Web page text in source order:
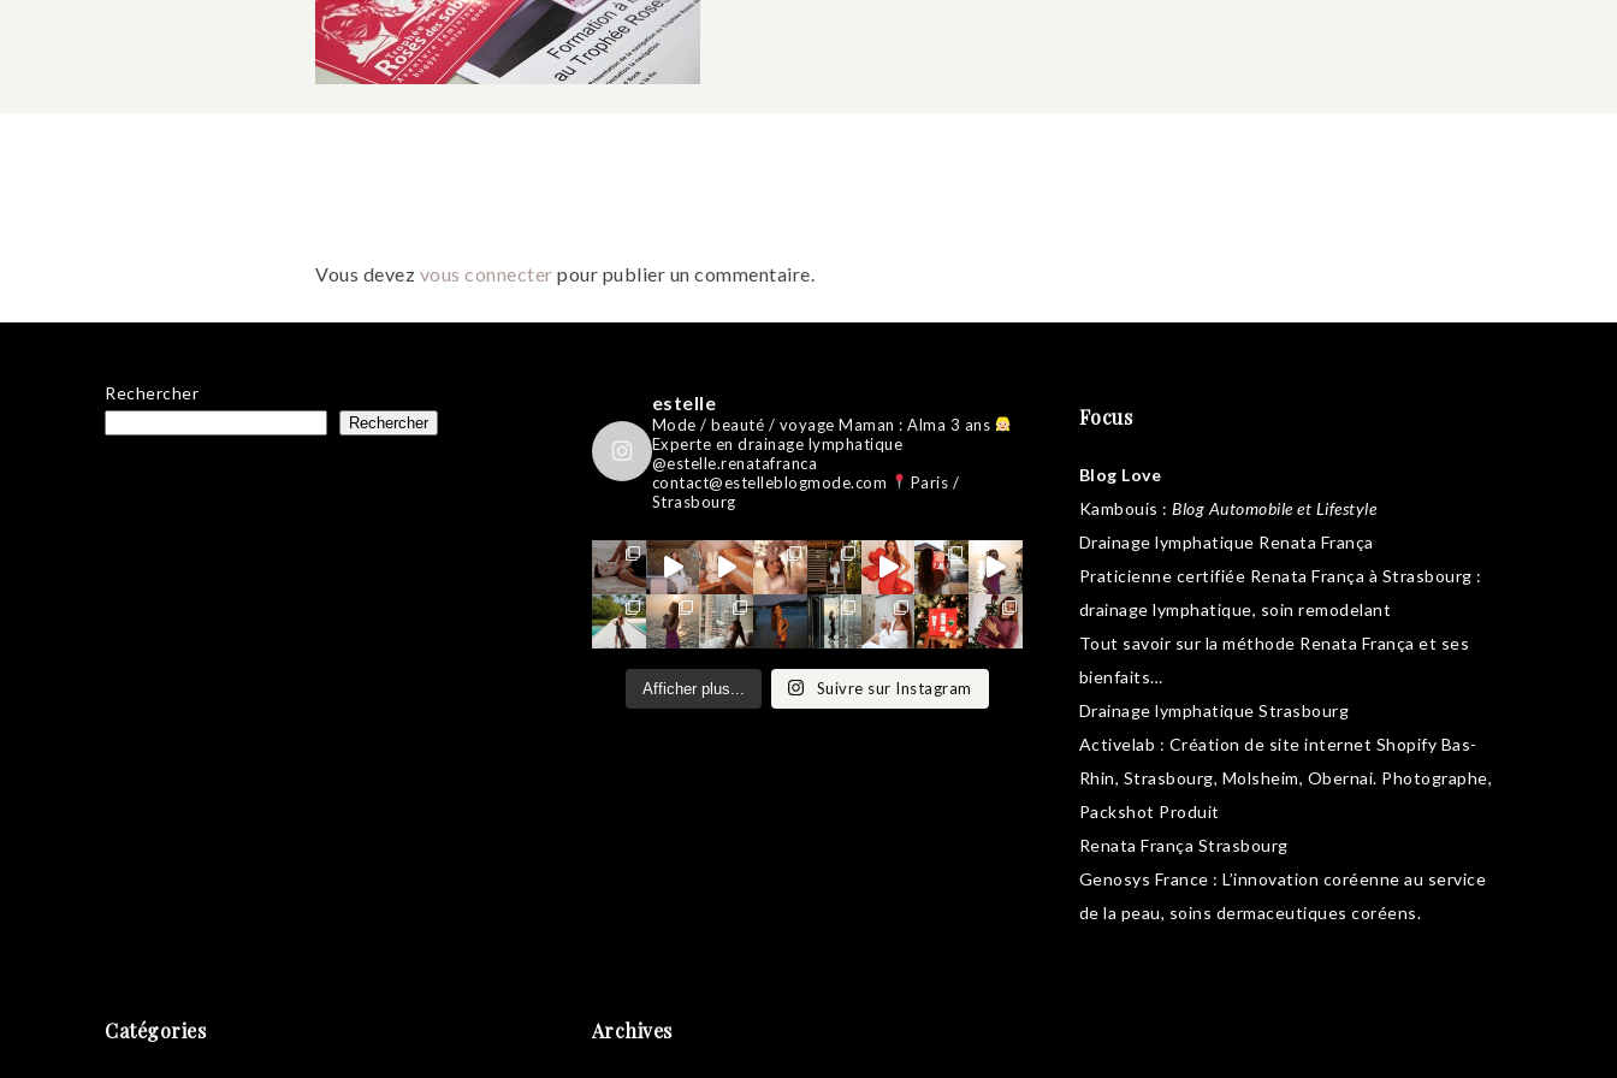
Vous devez vous connecter pour publier un commentaire.
Rechercher
Rechercher
estelle
Mode / beauté / voyageMaman : Alma 3 ans
Experte en drainage lymphatique
@estelle.renatafranca
contact@estelleblogmode.com
Paris /
Strasbourg
Afficher plus... Suivre sur Instagram
Focus
Blog Love
Kambouis :Blog Automobile et Lifestyle
Drainage lymphatique Renata França
Praticienne certifiée Renata França à Strasbourg :
drainage lymphatique, soin remodelant
Tout savoir sur laméthode Renata França et ses
bienfaits…
Drainage lymphatique Strasbourg
Activelab : Création de site internet Shopify Bas-
Rhin, Strasbourg, Molsheim, Obernai. Photographe,
Packshot Produit
Renata França Strasbourg
Genosys France : L’innovation coréenne au service
de la peau, soins dermaceutiques coréens.
Catégories Archives